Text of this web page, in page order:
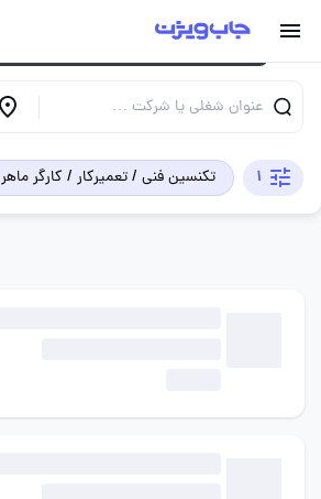
عنوان شغلی یا شرکت …
1 تکنسین فنی / تعمیرکار / کارگر ماهر
خود را خاموش کنید.